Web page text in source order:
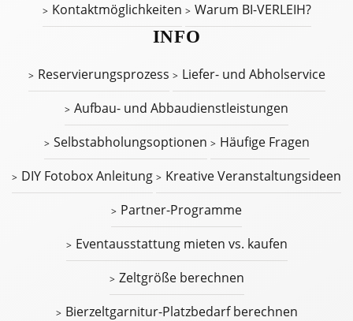
Kontaktmöglichkeiten
Warum BI-VERLEIH?
INFO
Reservierungsprozess
Liefer- und Abholservice
Aufbau- und Abbaudienstleistungen
Selbstabholungsoptionen
Häufige Fragen
DIY Fotobox Anleitung
Kreative Veranstaltungsideen
Partner-Programme
Eventausstattung mieten vs. kaufen
Zeltgröße berechnen
Bierzeltgarnitur-Platzbedarf berechnen